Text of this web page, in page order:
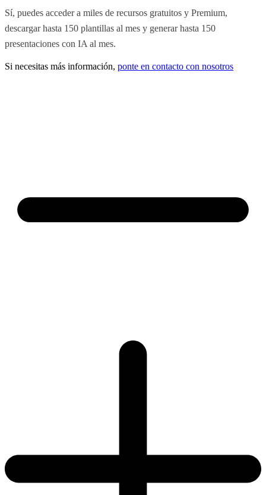
Sí, puedes acceder a miles de recursos gratuitos y Premium,
descargar hasta 150 plantillas al mes y generar hasta 150
presentaciones con IA al mes.
Si necesitas más información, ponte en contacto con nosotros